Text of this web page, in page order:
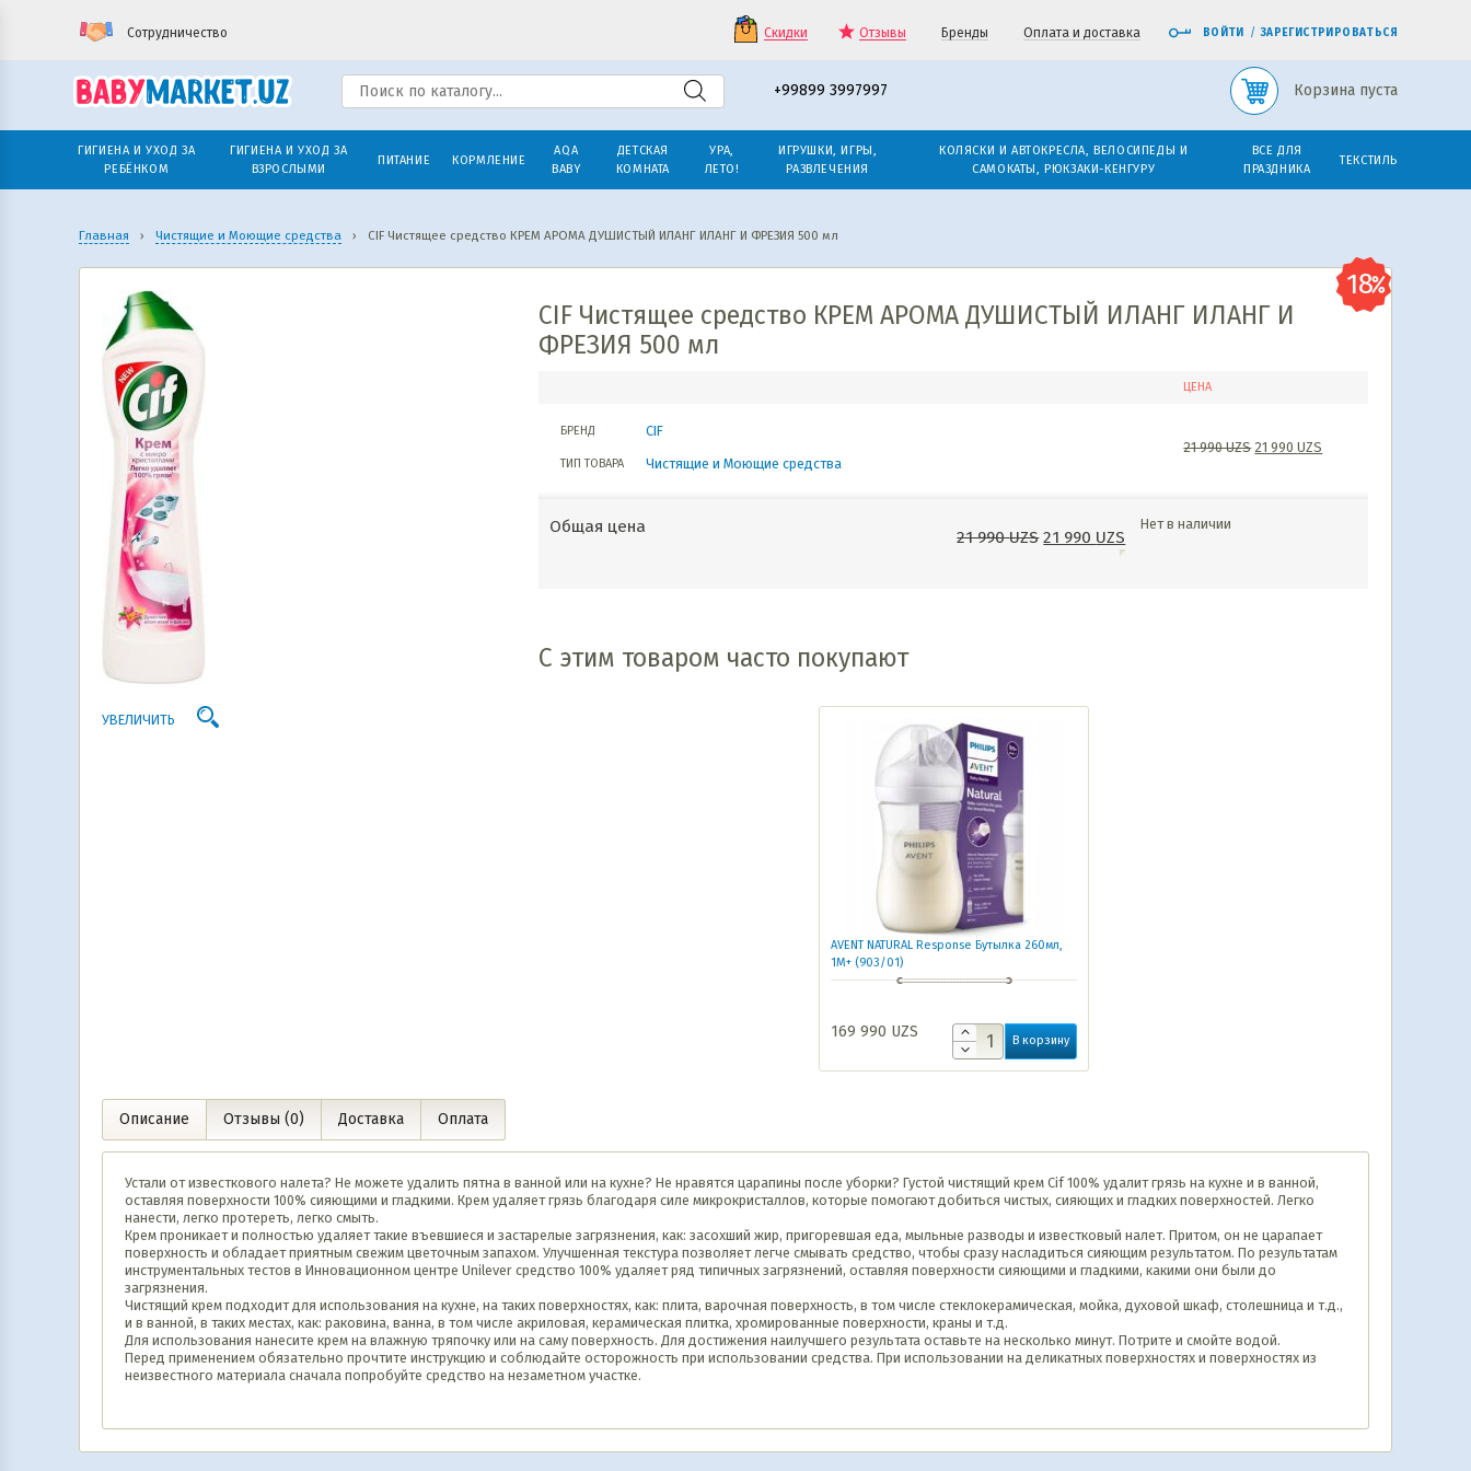
Сотрудничество Скидки Отзывы Бренды Оплата и доставка ВОЙТИ / ЗАРЕГИСТРИРОВАТЬСЯ
+99899 3997997 Корзина пуста
ГИГИЕНА И УХОД ЗА
РЕБЁНКОМ
ГИГИЕНА И УХОД ЗА
ВЗРОСЛЫМИ
ПИТАНИЕ КОРМЛЕНИЕ
AQA
BABY
ДЕТСКАЯ
КОМНАТА
УРА,
ЛЕТО!
ИГРУШКИ, ИГРЫ,
РАЗВЛЕЧЕНИЯ
КОЛЯСКИ И АВТОКРЕСЛА, ВЕЛОСИПЕДЫ И
САМОКАТЫ, РЮКЗАКИ-КЕНГУРУ
ВСЕ ДЛЯ
ПРАЗДНИКА
ТЕКСТИЛЬ
Главная › Чистящие и Моющие средства › CIF Чистящее cредство КРЕМ АРОМА ДУШИСТЫЙ ИЛАНГ ИЛАНГ И ФРЕЗИЯ 500 мл
УВЕЛИЧИТЬ
CIF Чистящее cредство КРЕМ АРОМА ДУШИСТЫЙ ИЛАНГ ИЛАНГ И
ФРЕЗИЯ 500 мл
ЦЕНА
БРЕНД CIF
ТИП ТОВАРА Чистящие и Моющие средства
21 990UZS 21 990UZS
Общая цена
21 990UZS 21 990 UZS
Нет в наличии
С этим товаром часто покупают
AVENT NATURAL Response Бутылка 260мл,
1М+ (903/01)
169 990 UZS В корзину
Описание Отзывы (0) Доставка Оплата
Устали от известкового налета? Не можете удалить пятна в ванной или на кухне? Не нравятся царапины после уборки? Густой чистящий крем Cif 100% удалит грязь на кухне и в ванной,
оставляя поверхности 100% сияющими и гладкими. Крем удаляет грязь благодаря силе микрокристаллов, которые помогают добиться чистых, сияющих и гладких поверхностей. Легко
нанести, легко протереть, легко смыть.
Крем проникает и полностью удаляет такие въевшиеся и застарелые загрязнения, как: засохший жир, пригоревшая еда, мыльные разводы и известковый налет. Притом, он не царапает
поверхность и обладает приятным свежим цветочным запахом. Улучшенная текстура позволяет легче смывать средство, чтобы сразу насладиться сияющим результатом. По результатам
инструментальных тестов в Инновационном центре Unilever средство 100% удаляет ряд типичных загрязнений, оставляя поверхности сияющими и гладкими, какими они были до
загрязнения.
Чистящий крем подходит для использования на кухне, на таких поверхностях, как: плита, варочная поверхность, в том числе стеклокерамическая, мойка, духовой шкаф, столешница и т.д.,
и в ванной, в таких местах, как: раковина, ванна, в том числе акриловая, керамическая плитка, хромированные поверхности, краны и т.д.
Для использования нанесите крем на влажную тряпочку или на саму поверхность. Для достижения наилучшего результата оставьте на несколько минут. Потрите и смойте водой.
Перед применением обязательно прочтите инструкцию и соблюдайте осторожность при использовании средства. При использовании на деликатных поверхностях и поверхностях из
неизвестного материала сначала попробуйте средство на незаметном участке.